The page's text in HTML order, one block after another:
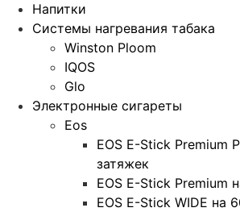
Напитки
Системы нагревания табака
Winston Ploom
IQOS
Glo
Электронные сигареты
Eos
EOS E-Stick Premium
затяжек
EOS E-Stick Premium
EOS E-Stick WIDE на